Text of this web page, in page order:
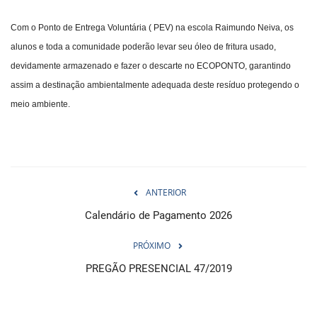
Com o Ponto de Entrega Voluntária ( PEV) na escola Raimundo Neiva, os
alunos e toda a comunidade poderão levar seu óleo de fritura usado,
devidamente armazenado e fazer o descarte no ECOPONTO, garantindo
assim a destinação ambientalmente adequada deste resíduo protegendo o
meio ambiente.
ANTERIOR
Calendário de Pagamento 2026
PRÓXIMO
PREGÃO PRESENCIAL 47/2019